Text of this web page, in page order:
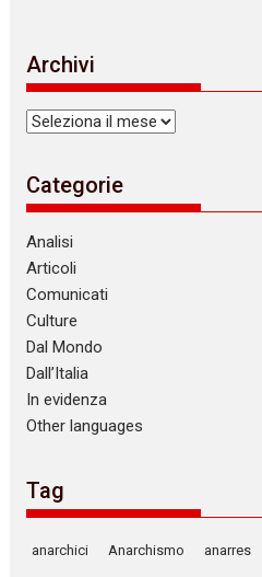
Archivi
Archivi
Categorie
Analisi
Articoli
Comunicati
Culture
Dal Mondo
Dall’Italia
In evidenza
Other languages
Tag
anarchici Anarchismo anarres